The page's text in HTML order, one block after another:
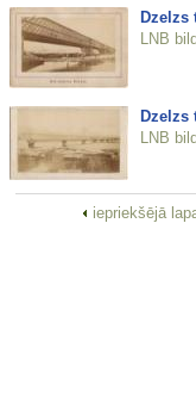
Dzelzs
LNB
Dzelzs
LNB
iepriekšējā